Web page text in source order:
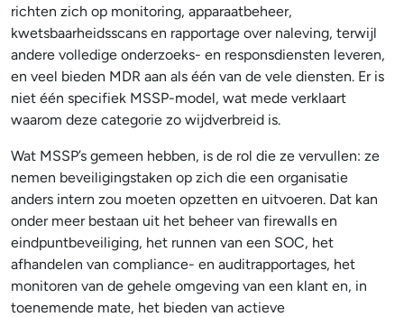
richten zich op monitoring, apparaatbeheer,
kwetsbaarheidsscans en rapportage over naleving, terwijl
andere volledige onderzoeks- en responsdiensten leveren,
en veel bieden MDR aan als één van de vele diensten. Er is
niet één specifiek MSSP-model, wat mede verklaart
waarom deze categorie zo wijdverbreid is.
Wat MSSP’s gemeen hebben, is de rol die ze vervullen: ze
nemen beveiligingstaken op zich die een organisatie
anders intern zou moeten opzetten en uitvoeren. Dat kan
onder meer bestaan uit het beheer van firewalls en
eindpuntbeveiliging, het runnen van een SOC, het
afhandelen van compliance- en auditrapportages, het
monitoren van de gehele omgeving van een klant en, in
toenemende mate, het bieden van actieve